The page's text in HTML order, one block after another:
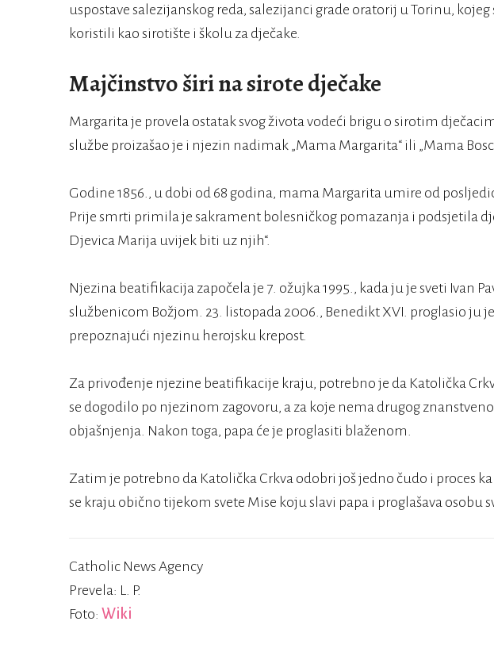
uspostave salezijanskog reda, salezijanci grade oratorij u Torinu,
koristili kao sirotište i školu za dječake.
Majčinstvo širi na sirote dječake
Margarita je provela ostatak svog života vodeći brigu o sirotim
službe proizašao je i njezin nadimak „Mama Margarita“ ili „Mama
Godine 1856., u dobi od 68 godina, mama Margarita umire od
Prije smrti primila je sakrament bolesničkog pomazanja i podsjetila
Djevica Marija uvijek biti uz njih“.
Njezina beatifikacija započela je 7. ožujka 1995., kada ju je sveti Ivan
službenicom Božjom. 23. listopada 2006., Benedikt XVI. proglasio ju
prepoznajući njezinu herojsku krepost.
Za privođenje njezine beatifikacije kraju, potrebno je da Katolička
se dogodilo po njezinom zagovoru, a za koje nema drugog
objašnjenja. Nakon toga, papa će je proglasiti blaženom.
Zatim je potrebno da Katolička Crkva odobri još jedno čudo i proces
se kraju obično tijekom svete Mise koju slavi papa i proglašava osobu
Catholic News Agency
Prevela: L. P.
Foto: Wiki